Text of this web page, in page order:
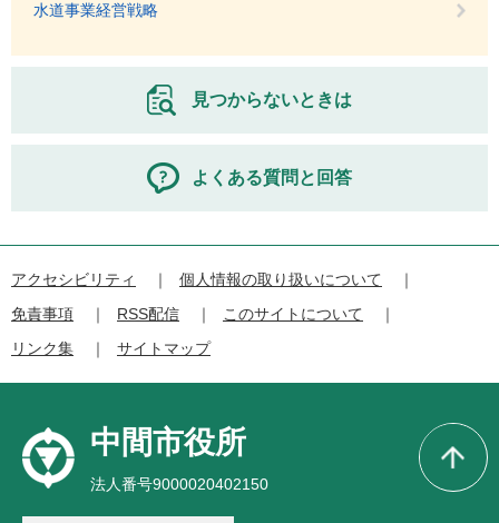
水道事業経営戦略
見つからないときは
よくある質問と回答
アクセシビリティ
個人情報の取り扱いについて
免責事項
RSS配信
このサイトについて
リンク集
サイトマップ
中間市役所
法人番号9000020402150